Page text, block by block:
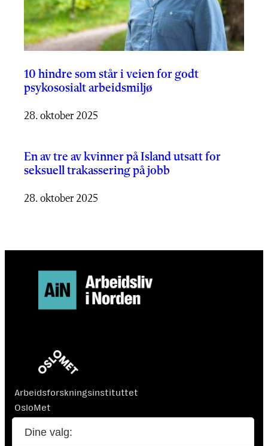
10 hindre som står i veien for godt
psykososialt arbeidsmiljø
28. oktober 2025
En av tre av kvinner på Island utsatt for
seksuell trakassering på jobb
28. oktober 2025
Arbeidsforskningsinstituttet
OsloMet
0130 Oslo
Dine valg: